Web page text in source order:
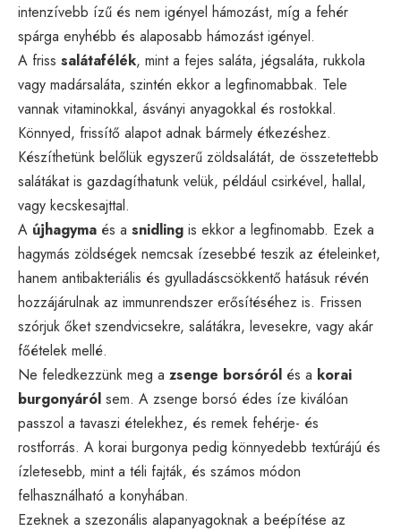
intenzívebb ízű és nem igényel hámozást, míg a fehér
spárga enyhébb és alaposabb hámozást igényel.
A friss salátafélék, mint a fejes saláta, jégsaláta, rukkola
vagy madársaláta, szintén ekkor a legfinomabbak. Tele
vannak vitaminokkal, ásványi anyagokkal és rostokkal.
Könnyed, frissítő alapot adnak bármely étkezéshez.
Készíthetünk belőlük egyszerű zöldsalátát, de összetettebb
salátákat is gazdagíthatunk velük, például csirkével, hallal,
vagy kecskesajttal.
A újhagyma és a snidling is ekkor a legfinomabb. Ezek a
hagymás zöldségek nemcsak ízesebbé teszik az ételeinket,
hanem antibakteriális és gyulladáscsökkentő hatásuk révén
hozzájárulnak az immunrendszer erősítéséhez is. Frissen
szórjuk őket szendvicsekre, salátákra, levesekre, vagy akár
főételek mellé.
Ne feledkezzünk meg a zsenge borsóról és a korai
burgonyáról sem. A zsenge borsó édes íze kiválóan
passzol a tavaszi ételekhez, és remek fehérje- és
rostforrás. A korai burgonya pedig könnyedebb textúrájú és
ízletesebb, mint a téli fajták, és számos módon
felhasználható a konyhában.
Ezeknek a szezonális alapanyagoknak a beépítése az